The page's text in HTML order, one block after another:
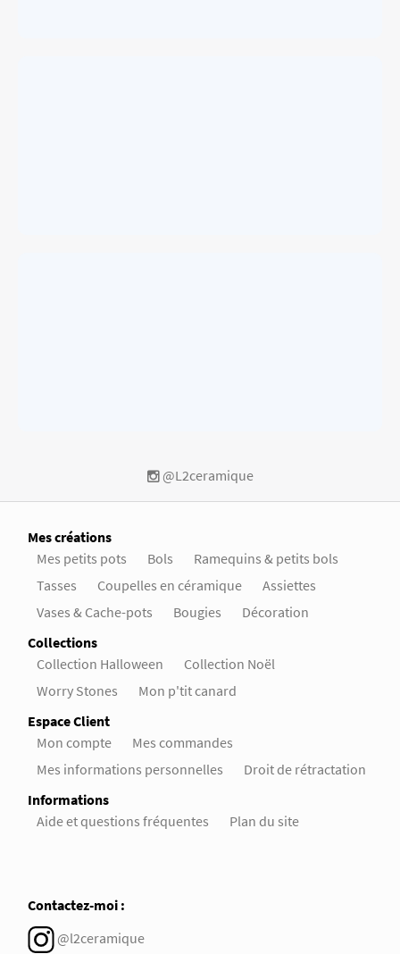
@L2ceramique
Mes créations
Mes petits pots
Bols
Ramequins & petits bols
Tasses
Coupelles en céramique
Assiettes
Vases & Cache-pots
Bougies
Décoration
Collections
Collection Halloween
Collection Noël
Worry Stones
Mon p'tit canard
Espace Client
Mon compte
Mes commandes
Mes informations personnelles
Droit de rétractation
Informations
Aide et questions fréquentes
Plan du site
Contactez-moi :
@l2ceramique